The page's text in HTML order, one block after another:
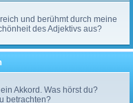
und berühmt durch meine
des Adjektivs aus?
Akkord. Was hörst du?
betrachten?